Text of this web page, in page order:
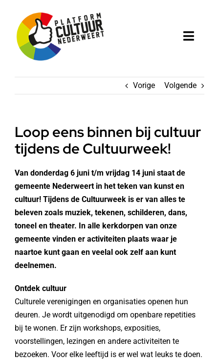
inhoud
Cultuur in Nederweert
Projecten
Vorige Volgende
Loop eens binnen bij cultuur
tijdens de Cultuurweek!
Van donderdag 6 juni t/m vrijdag 14 juni staat de
gemeente Nederweert in het teken van kunst en
cultuur! Tijdens de Cultuurweek is er van alles te
beleven zoals muziek, tekenen, schilderen, dans,
toneel en theater. In alle kerkdorpen van onze
gemeente vinden er activiteiten plaats waar je
naartoe kunt gaan en veelal ook zelf aan kunt
deelnemen.
Ontdek cultuur
Culturele verenigingen en organisaties openen hun
deuren. Je wordt uitgenodigd om openbare repetities
bij te wonen. Er zijn workshops, exposities,
voorstellingen, lezingen en andere activiteiten te
bezoeken. Voor elke leeftijd is er wel wat leuks te doen.